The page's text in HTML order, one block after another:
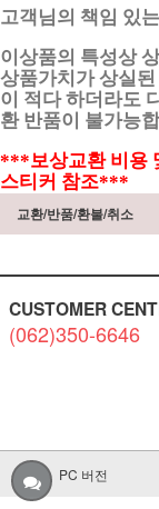
고객님의 책임 있
이상품의 특성상
상품가치가 상실
이 적다 하더라도
환 반품이 불가능
***보상교환 비용
스티커 참조***
교환/반품/환불/취소
CUSTOMER
(062)350-6646
PC 버전